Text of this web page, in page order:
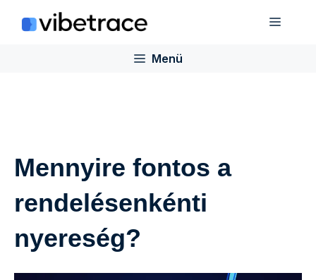
Menü
Menü
Mennyire fontos a
rendelésenkénti
nyereség?